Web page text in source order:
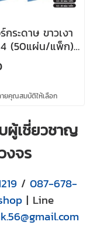
กระดาษ ขาวเงา
(50แผ่น/แพ็ก)
ผ่น/แพ็ก)
ใช้คู่กับน้ำ
ยคุณสมบัติให้เลือก
เชี่ยวชาญ
งจร
/ 087-678-
| Line